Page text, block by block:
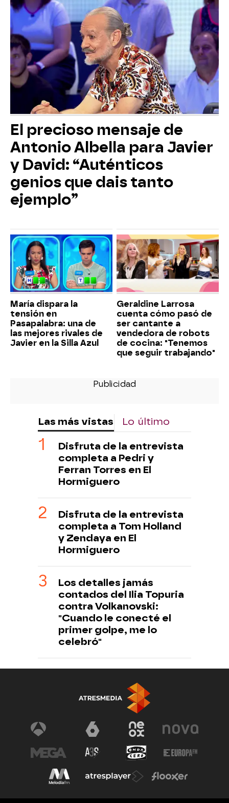
El precioso mensaje de
Antonio Albella para Javier
y David: “Auténticos
genios que dais tanto
ejemplo”
María dispara la
tensión en
Pasapalabra: una de
las mejores rivales de
Javier en la Silla Azul
Geraldine Larrosa
cuenta cómo pasó de
ser cantante a
vendedora de robots
de cocina: "Tenemos
que seguir trabajando"
Las más vistas Lo último
Disfruta de la entrevista
completa a Pedri y
Ferran Torres en El
Hormiguero
Disfruta de la entrevista
completa a Tom Holland
y Zendaya en El
Hormiguero
Los detalles jamás
contados del Ilia Topuria
contra Volkanovski:
"Cuando le conecté el
primer golpe, me lo
celebró"